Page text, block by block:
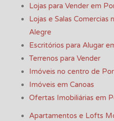
Lojas para Vender em
Lojas e Salas Comercias
Alegre
Escritórios para Alugar
Terrenos para Vender
Imóveis no centro de
Imóveis em Canoas
Ofertas Imobiliárias em
Apartamentos e Lofts